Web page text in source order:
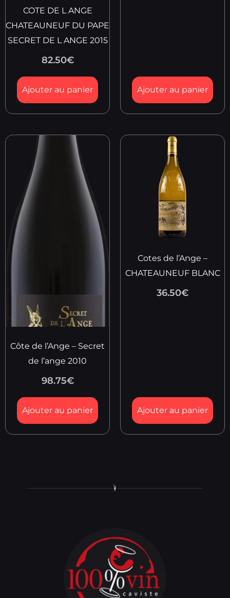
COTE DE L ANGE
CHATEAUNEUF DU PAPE
SECRET DE L ANGE 2015
82.50€
Ajouter au panier Ajouter au panier
Côte de l’Ange – Secret
de l’ange 2010
98.75€
Ajouter au panier
Cotes de l’Ange –
CHATEAUNEUF BLANC
36.50€
Ajouter au panier